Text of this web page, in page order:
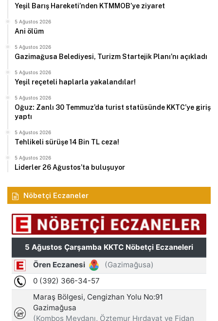
Yeşil Barış Hareketi’nden KTMMOB’ye ziyaret
5 Ağustos 2026
Ani ölüm
5 Ağustos 2026
Gazimağusa Belediyesi, Turizm Startejik Planı’nı açıkladı
5 Ağustos 2026
Yeşil reçeteli haplarla yakalandılar!
5 Ağustos 2026
Oğuz: Zanlı 30 Temmuz’da turist statüsünde KKTC’ye giriş
yaptı
5 Ağustos 2026
Tehlikeli sürüşe 14 Bin TL ceza!
5 Ağustos 2026
Liderler 26 Ağustos’ta buluşuyor
Nöbetçi Eczaneler